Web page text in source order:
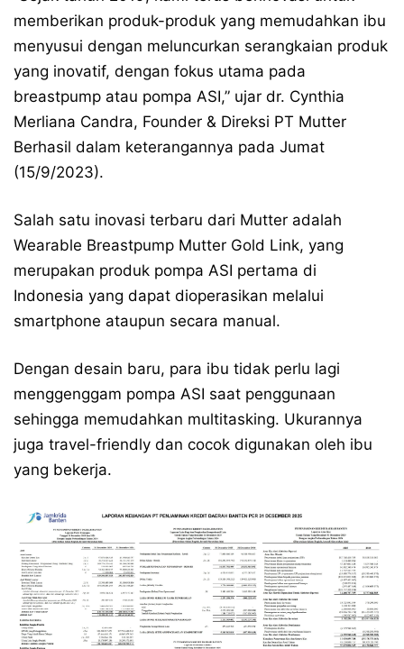
memberikan produk-produk yang memudahkan ibu
menyusui dengan meluncurkan serangkaian produk
yang inovatif, dengan fokus utama pada
breastpump atau pompa ASI,” ujar dr. Cynthia
Merliana Candra, Founder & Direksi PT Mutter
Berhasil dalam keterangannya pada Jumat
(15/9/2023).
Salah satu inovasi terbaru dari Mutter adalah
Wearable Breastpump Mutter Gold Link, yang
merupakan produk pompa ASI pertama di
Indonesia yang dapat dioperasikan melalui
smartphone ataupun secara manual.
Dengan desain baru, para ibu tidak perlu lagi
menggenggam pompa ASI saat penggunaan
sehingga memudahkan multitasking. Ukurannya
juga travel-friendly dan cocok digunakan oleh ibu
yang bekerja.